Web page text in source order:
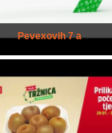
Pevexovih 7 a